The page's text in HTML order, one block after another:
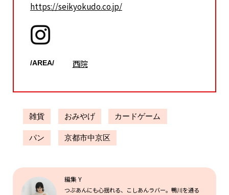
https://seikyokudo.co.jp/
/AREA/ 西院
雑貨 おみやげ カードゲーム
パン 京都市中京区
編集 Y
つぶあんにも心揺れる、こしあんラバー。鴨川を通る